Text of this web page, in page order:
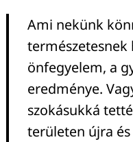
Ami nekünk
természetesnek
önfegyelem, a
eredménye.
szokásukká
területen újra